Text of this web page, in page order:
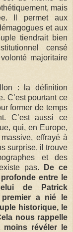
mais
Il permet aux
et aux
tiendrait bien
censé
majoritaire
: la définition
C’est pourtant ce
former de temps
C’est aussi ce
qui, en Europe,
effrayé à
surprise, il trouve
et des
pas.
De ce
entre le
de Patrick
premier a nié le
historique, le
nous rappelle
moins révéler le